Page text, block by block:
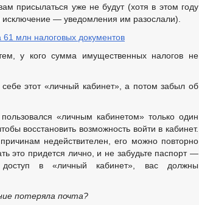
присылаться уже не будут (хотя в этом году
исключение — уведомления им разослали).
млн налоговых документов
у кого сумма имущественных налогов не
себе этот «личный кабинет», а потом забыл об
«личным кабинетом» только один
восстановить возможность войти в кабинет.
недействителен, его можно повторно
это придется лично, и не забудьте паспорт —
в «личный кабинет», вас должны
потеряла почта?